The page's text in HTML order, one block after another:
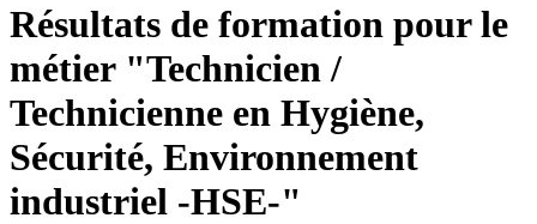
Résultats de formation pour le
métier "Technicien /
Technicienne en Hygiène,
Sécurité, Environnement
industriel -HSE-"